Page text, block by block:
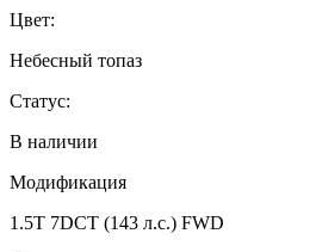
Цвет:
Небесный топаз
Статус:
В наличии
Модификация
1.5T 7DCT (143 л.с.) FWD